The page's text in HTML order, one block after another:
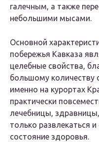
галечным, а также
небольшими мысами.
Основной
побережья Кавказа
целебные свойства,
большому количеству
именно на курортах
практически
лечебницы,
только развлекаться
состояние здоровья.